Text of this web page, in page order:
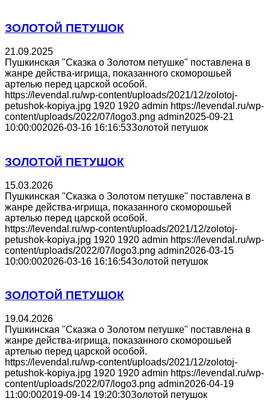
ЗОЛОТОЙ ПЕТУШОК
21.09.2025
Пушкинская "Сказка о Золотом петушке" поставлена в
жанре действа-игрища, показанного скоморошьей
артелью перед царской особой.
https://levendal.ru/wp-content/uploads/2021/12/zolotoj-
petushok-kopiya.jpg 1920 1920 admin https://levendal.ru/wp-
content/uploads/2022/07/logo3.png admin2025-09-21
10:00:002026-03-16 16:16:53Золотой петушок
ЗОЛОТОЙ ПЕТУШОК
15.03.2026
Пушкинская "Сказка о Золотом петушке" поставлена в
жанре действа-игрища, показанного скоморошьей
артелью перед царской особой.
https://levendal.ru/wp-content/uploads/2021/12/zolotoj-
petushok-kopiya.jpg 1920 1920 admin https://levendal.ru/wp-
content/uploads/2022/07/logo3.png admin2026-03-15
10:00:002026-03-16 16:16:54Золотой петушок
ЗОЛОТОЙ ПЕТУШОК
19.04.2026
Пушкинская "Сказка о Золотом петушке" поставлена в
жанре действа-игрища, показанного скоморошьей
артелью перед царской особой.
https://levendal.ru/wp-content/uploads/2021/12/zolotoj-
petushok-kopiya.jpg 1920 1920 admin https://levendal.ru/wp-
content/uploads/2022/07/logo3.png admin2026-04-19
11:00:002019-09-14 19:20:30Золотой петушок